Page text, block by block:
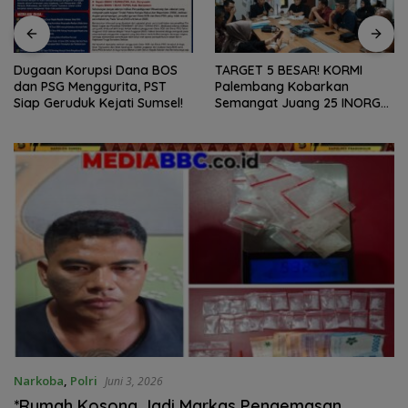
Dugaan Korupsi Dana BOS
dan PSG Menggurita, PST
Siap Geruduk Kejati Sumsel!
TARGET 5 BESAR! KORMI
Palembang Kobarkan
Semangat Juang 25 INORGA
Narkoba, Polri Juni 3, 2026